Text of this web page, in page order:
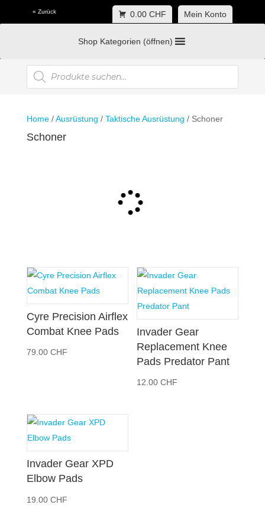
« Zurück 0.00 CHF Mein Konto
Shop Kategorien (öffnen)
Products
search
Home/Ausrüstung / Taktische Ausrüstung / Schoner
Schoner
Cyre Precision Airflex
Combat Knee Pads
79.00 CHF
Invader Gear
Replacement Knee
Pads Predator Pant
12.00CHF
Invader Gear XPD
Elbow Pads
19.00 CHF